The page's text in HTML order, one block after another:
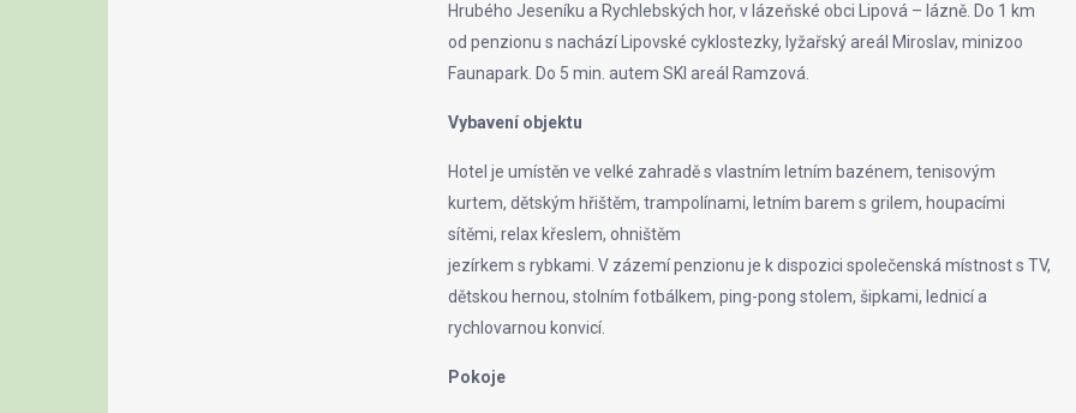
Hrubého Jeseníku a Rychlebských hor, v lázeňské obci Lipová – lázně. Do 1 km
od penzionu s nachází Lipovské cyklostezky, lyžařský areál Miroslav, minizoo
Faunapark. Do 5 min. autem SKI areál Ramzová.
Vybavení objektu
Hotel je umístěn ve velké zahradě s vlastním letním bazénem, tenisovým
kurtem, dětským hřištěm, trampolínami, letním barem s grilem, houpacími
sítěmi, relax křeslem, ohništěm
jezírkem s rybkami. V zázemí penzionu je k dispozici společenská místnost s TV,
dětskou hernou, stolním fotbálkem, ping-pong stolem, šipkami, lednicí a
rychlovarnou konvicí.
Pokoje